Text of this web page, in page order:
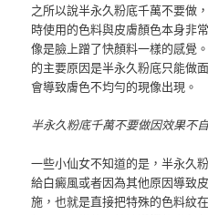
之所以說半永久粉底千萬不要做
時使用的色料與皮膚顏色本身非
像是臉上蹭了快顏料一樣的感覺。
的主要原因是半永久粉底只能做
會導致膚色不均勻的現像出現。
半永久粉底千萬不要做因效果不
一些小仙女不知道的是，半永久
給白癜風或者因為其他原因導致
施，也就是直接把特殊的色料紋